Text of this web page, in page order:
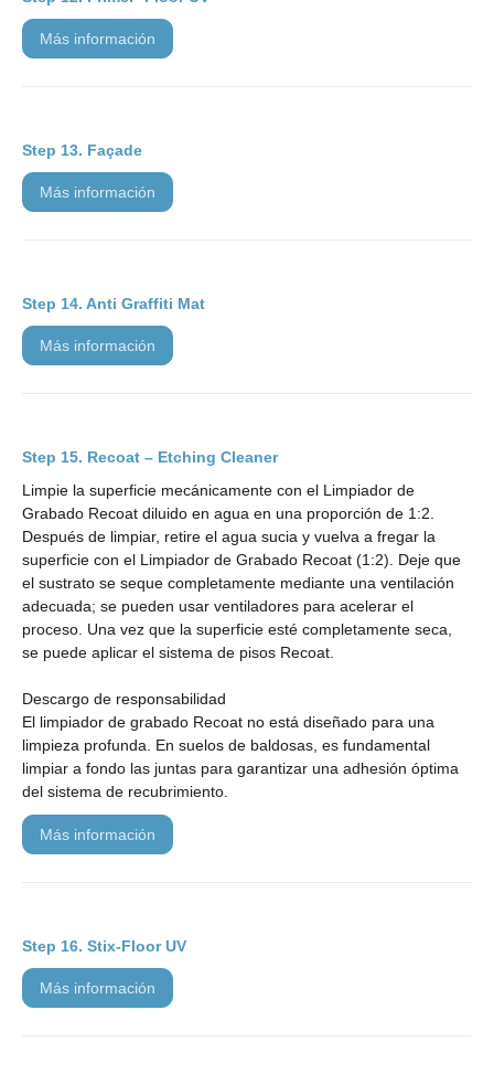
más información
Façade
más información
Anti Graffiti Mat
más información
Recoat – Etching Cleaner
Limpie la superficie mecánicamente con el Limpiador de
Grabado Recoat diluido en agua en una proporción de 1:2.
Después de limpiar, retire el agua sucia y vuelva a fregar la
superficie con el Limpiador de Grabado Recoat (1:2). Deje que
el sustrato se seque completamente mediante una ventilación
adecuada; se pueden usar ventiladores para acelerar el
proceso. Una vez que la superficie esté completamente seca,
se puede aplicar el sistema de pisos Recoat.
Descargo de responsabilidad
El limpiador de grabado Recoat no está diseñado para una
limpieza profunda. En suelos de baldosas, es fundamental
limpiar a fondo las juntas para garantizar una adhesión óptima
del sistema de recubrimiento.
más información
Stix-Floor UV
más información